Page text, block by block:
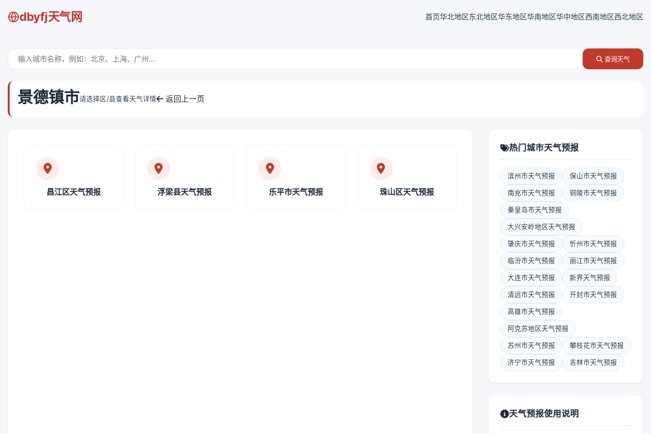
dbyfj天气网 首页华北地区东北地区华东地区华南地区华中地区西南地区西北地区
查询天气
景德镇市请选择区/县查看天气详情 返回上一页
昌江区天气预报 浮梁县天气预报 乐平市天气预报 珠山区天气预报
热门城市天气预报
滨州市天气预报 保山市天气预报
南充市天气预报 铜陵市天气预报
秦皇岛市天气预报
大兴安岭地区天气预报
肇庆市天气预报 忻州市天气预报
临汾市天气预报 丽江市天气预报
大连市天气预报 新界天气预报
清远市天气预报 开封市天气预报
高雄市天气预报
阿克苏地区天气预报
苏州市天气预报 攀枝花市天气预报
济宁市天气预报 吉林市天气预报
天气预报使用说明